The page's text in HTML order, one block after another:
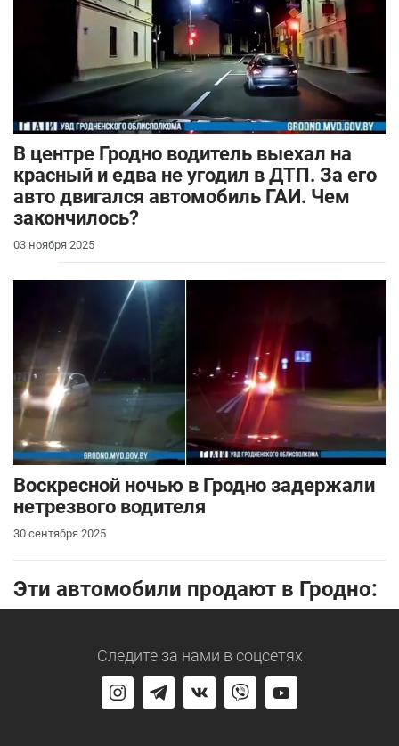
В центре Гродно водитель выехал на
красный и едва не угодил в ДТП. За его
авто двигался автомобиль ГАИ. Чем
закончилось?
03 ноября 2025
Воскресной ночью в Гродно задержали
нетрезвого водителя
30 сентября 2025
Эти автомобили продают в Гродно:
Следите за нами в соцсетях